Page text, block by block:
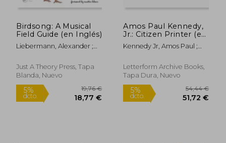
Birdsong: A Musical
Field Guide (en Inglés)
Liebermann, Alexander ;
Anna
Just A Theory Press, Tapa
Blanda, Nuevo
Amos Paul Kennedy,
Jr.: Citizen Printer (en
Inglés)
Kennedy Jr, Amos Paul ;
Myron
Letterform Archive Books,
Tapa Dura, Nuevo